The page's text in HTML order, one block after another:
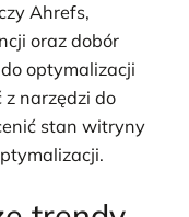
Ahrefs,
oraz dobór
optymalizacji
narzędzi do
stan witryny